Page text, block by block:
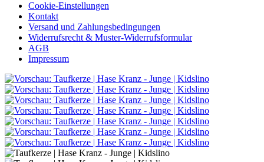
Cookie-Einstellungen
Kontakt
Versand und Zahlungsbedingungen
Widerrufsrecht & Muster-Widerrufsformular
AGB
Impressum